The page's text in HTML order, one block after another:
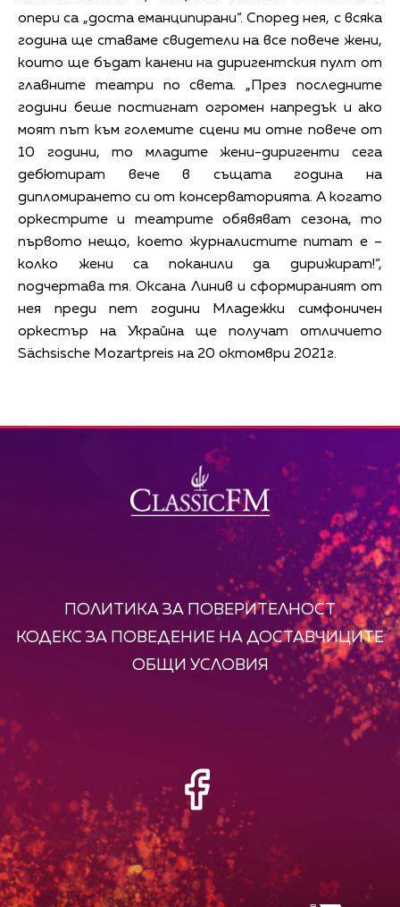
опери са „доста еманципирани“. Според нея, с всяка
година ще ставаме свидетели на все повече жени,
които ще бъдат канени на диригентския пулт от
главните театри по света. „През последните
години беше постигнат огромен напредък и ако
моят път към големите сцени ми отне повече от
10 години, то младите жени-диригенти сега
дебютират вече в същата година на
дипломирането си от консерваторията. А когато
оркестрите и театрите обявяват сезона, то
първото нещо, което журналистите питат е –
колко жени са поканили да дирижират!“,
подчертава тя. Оксана Линив и сформираният от
нея преди пет години Младежки симфоничен
оркестър на Украйна ще получат отличието
Sächsische Mozartpreis на 20 октомври 2021г.
ПОЛИТИКА ЗА ПОВЕРИТЕЛНОСТ
КОДЕКС ЗА ПОВЕДЕНИЕ НА ДОСТАВЧИЦИТЕ
ОБЩИ УСЛОВИЯ